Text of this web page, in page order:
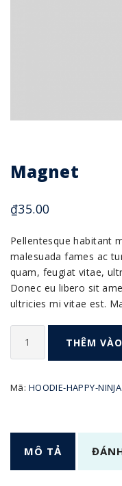
Magnet
₫35.00
Pellentesque habitant
malesuada fames ac
quam, feugiat vitae,
Donec eu libero sit
ultricies mi vitae est.
lượng
THÊM
Mã: HOODIE-HAPPY-NINJA
MÔ TẢ